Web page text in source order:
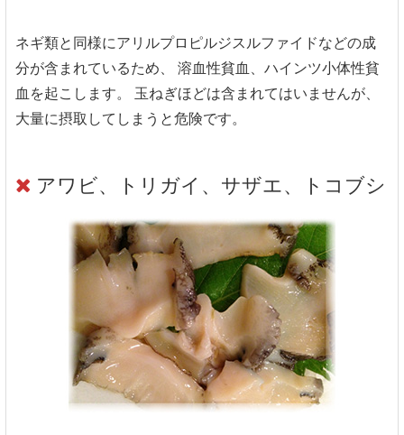
ネギ類と同様にアリルプロピルジスルファイドなどの成
分が含まれているため、 溶血性貧血、ハインツ小体性貧
血を起こします。 玉ねぎほどは含まれてはいませんが、
大量に摂取してしまうと危険です。
アワビ、トリガイ、サザエ、トコブシ